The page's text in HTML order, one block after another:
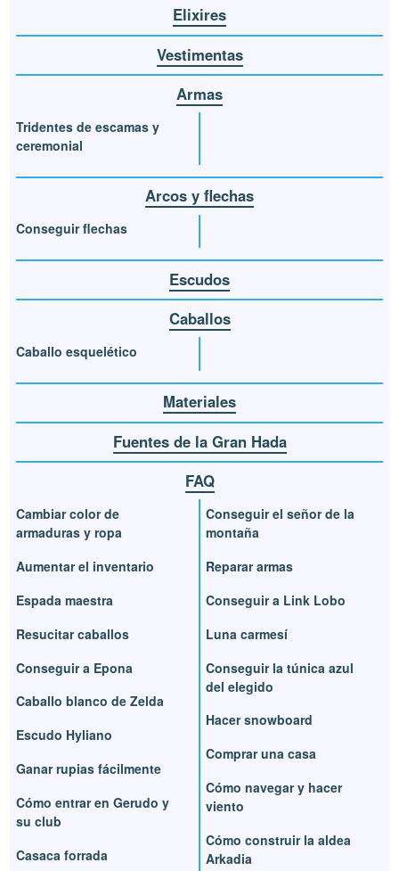
Elixires
Vestimentas
Armas
Tridentes de escamas y
ceremonial
Arcos y flechas
Conseguir flechas
Escudos
Caballos
Caballo esquelético
Materiales
Fuentes de la Gran Hada
FAQ
Cambiar color de
armaduras y ropa
Aumentar el inventario
Espada maestra
Resucitar caballos
Conseguir a Epona
Caballo blanco de Zelda
Escudo Hyliano
Ganar rupias fácilmente
Cómo entrar en Gerudo y
su club
Casaca forrada
Conseguir el señor de la
montaña
Reparar armas
Conseguir a Link Lobo
Luna carmesí
Conseguir la túnica azul
del elegido
Hacer snowboard
Comprar una casa
Cómo navegar y hacer
viento
Cómo construir la aldea
Arkadia